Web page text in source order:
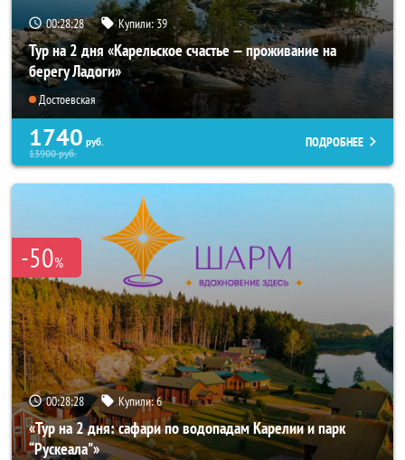
00:28:25 Купили:39
Тур на 2 дня «Карельское счастье — проживание на
берегу Ладоги»
Достоевская
1740 руб.
13900руб.
ПОДРОБНЕЕ
-50%
00:28:25 Купили:6
«Тур на 2 дня: сафари по водопадам Карелии и парк
“Рускеала"»